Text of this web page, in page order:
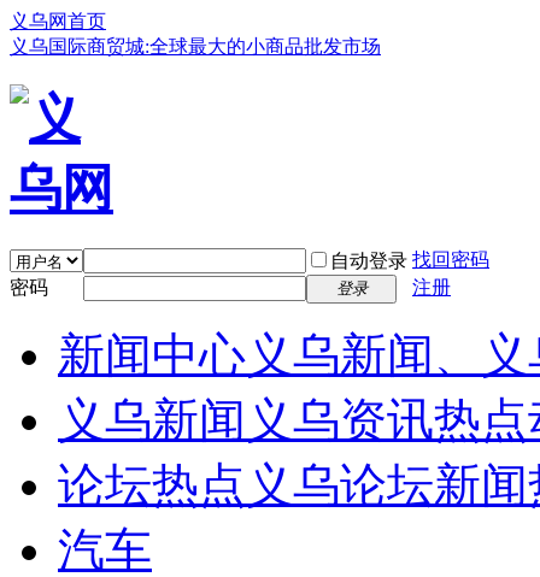
义乌网首页
义乌国际商贸城:全球最大的小商品批发市场
自动登录 找回密码
密码
登录 注册
新闻中心义乌新闻、
义乌新闻 义乌资讯热
论坛热点 义乌论坛新
汽车